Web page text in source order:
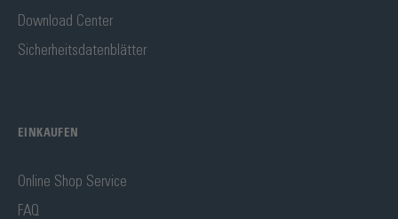
Download Center
Sicherheitsdatenblätter
EINKAUFEN
Online Shop Service
FAQ